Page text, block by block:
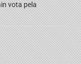
vota pela